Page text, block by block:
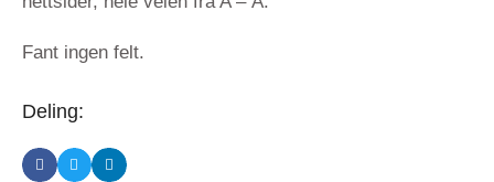
Fant ingen felt.
Deling: